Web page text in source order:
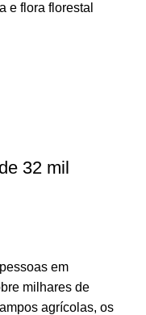
e flora florestal
32 mil
em
milhares de
agrícolas, os